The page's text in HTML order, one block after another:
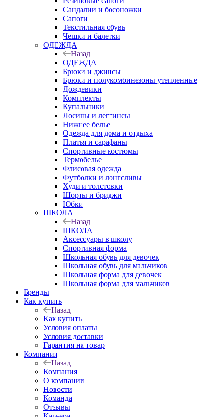
Сандалии и босоножки
Сапоги
Текстильная обувь
Чешки и балетки
ОДЕЖДА
Назад
ОДЕЖДА
Брюки и джинсы
Брюки и полукомбинезоны утепленные
Дождевики
Комплекты
Купальники
Лосины и леггинсы
Нижнее белье
Одежда для дома и отдыха
Платья и сарафаны
Спортивные костюмы
Термобелье
Флисовая одежда
Футболки и лонгсливы
Худи и толстовки
Шорты и бриджи
Юбки
ШКОЛА
Назад
ШКОЛА
Аксессуары в школу
Спортивная форма
Школьная обувь для девочек
Школьная обувь для мальчиков
Школьная форма для девочек
Школьная форма для мальчиков
Бренды
Как купить
Назад
Как купить
Условия оплаты
Условия доставки
Гарантия на товар
Компания
Назад
Компания
О компании
Новости
Команда
Отзывы